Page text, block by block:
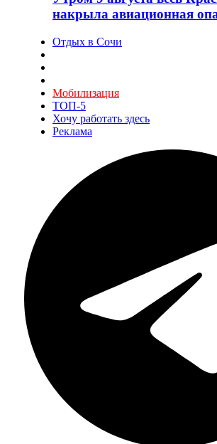
накрыла авиационная
Отдых в Сочи
Мобилизация
ТОП-5
Хочу работать здесь
Реклама